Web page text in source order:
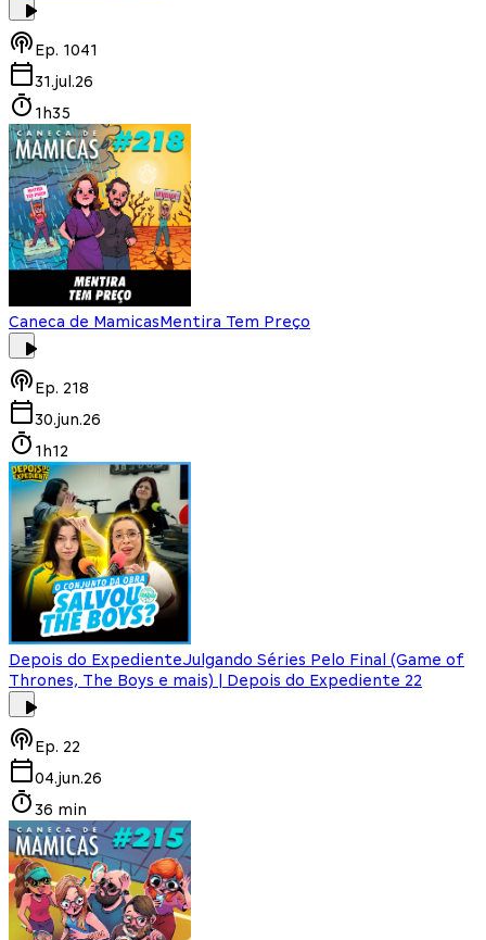
Ep. 1041
31.jul.26
1h35
Caneca de MamicasMentira Tem Preço
Ep. 218
30.jun.26
1h12
Depois do ExpedienteJulgando Séries Pelo Final (Game of
Thrones, The Boys e mais) | Depois do Expediente 22
Ep. 22
04.jun.26
36 min